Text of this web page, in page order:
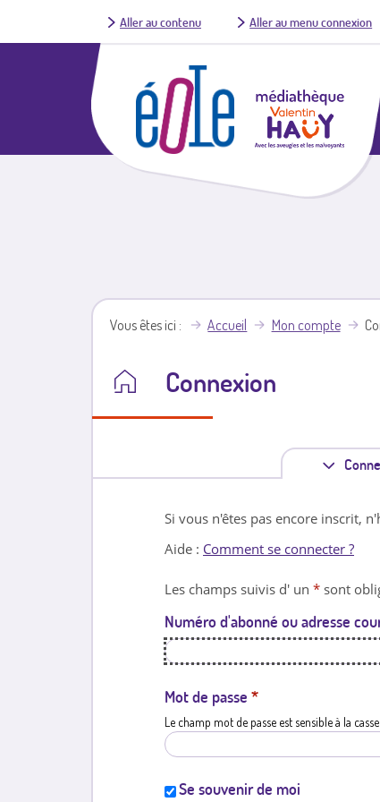
Aller au contenu Aller au menu connexion
Vous êtes ici Accueil Mon compte
Connexion
Si vous n'êtes pas encore inscrit,
Aide : Comment se connecter ?
Les champs suivis d' un * sont
Numéro d'abonné ou adresse
Mot de passe *
Le champ mot de passe est sensible à la
Se souvenir de moi